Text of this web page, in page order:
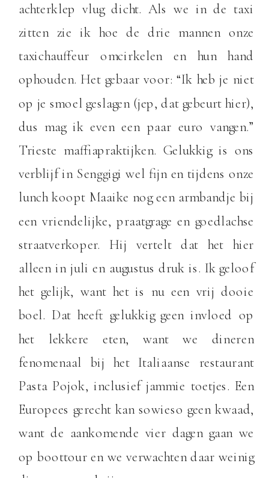
achterklep vlug dicht. Als we in de taxi
zitten zie ik hoe de drie mannen onze
taxichauffeur omcirkelen en hun hand
ophouden. Het gebaar voor: “Ik heb je niet
op je smoel geslagen (jep, dat gebeurt hier),
dus mag ik even een paar euro vangen.”
Trieste maffiapraktijken. Gelukkig is ons
verblijf in Senggigi wel fijn en tijdens onze
lunch koopt Maaike nog een armbandje bij
een vriendelijke, praatgrage en goedlachse
straatverkoper. Hij vertelt dat het hier
alleen in juli en augustus druk is. Ik geloof
het gelijk, want het is nu een vrij dooie
boel. Dat heeft gelukkig geen invloed op
het lekkere eten, want we dineren
fenomenaal bij het Italiaanse restaurant
Pasta Pojok, inclusief jammie toetjes. Een
Europees gerecht kan sowieso geen kwaad,
want de aankomende vier dagen gaan we
op boottour en we verwachten daar weinig